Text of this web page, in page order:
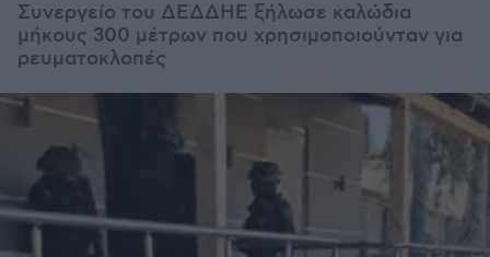
Συνεργείο του ΔΕΔΔΗΕ ξήλωσε καλώδια
μήκους 300 μέτρων που χρησιμοποιούνταν για
ρευματοκλοπές